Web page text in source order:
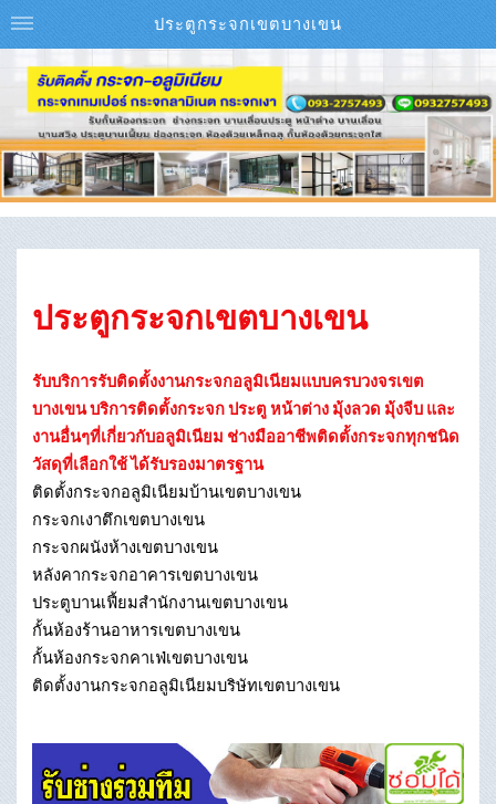
ประตูกระจกเขตบางเขน
รับบริการรับติดตั้งงานกระจกอลูมิเนียมแบบครบวงจรเขต
บางเขน บริการติดตั้งกระจก ประตู หน้าต่าง มุ้งลวด มุ้งจีบ และ
งานอื่นๆที่เกี่ยวกับอลูมิเนียม ช่างมืออาชีพติดตั้งกระจกทุกชนิด
วัสดุที่เลือกใช้ ได้รับรองมาตรฐาน
ติดตั้งกระจกอลูมิเนียมบ้านเขตบางเขน
กระจกเงาตึกเขตบางเขน
กระจกผนังห้างเขตบางเขน
หลังคากระจกอาคารเขตบางเขน
ประตูบานเฟี้ยมสำนักงานเขตบางเขน
กั้นห้องร้านอาหารเขตบางเขน
กั้นห้องกระจกคาเฟ่เขตบางเขน
ติดตั้งงานกระจกอลูมิเนียมบริษัทเขตบางเขน
ประตูกระจกเขตบางเขน